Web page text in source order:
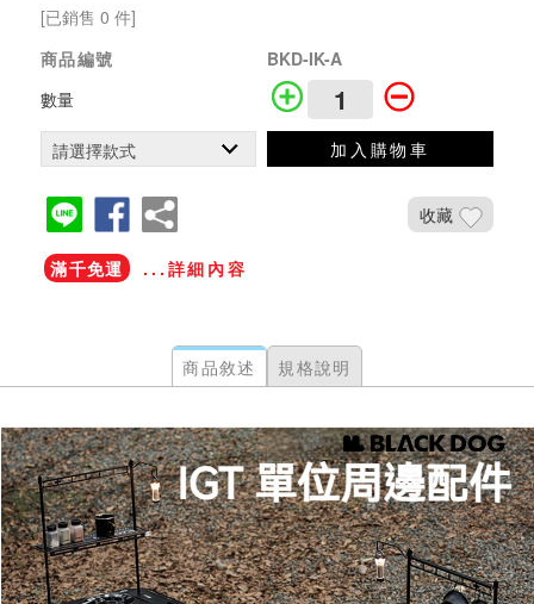
[已銷售 0 件]
商品編號
BKD-IK-A
數量
加入購物車
收藏
滿千免運 ...詳細內容
商品敘述 規格說明